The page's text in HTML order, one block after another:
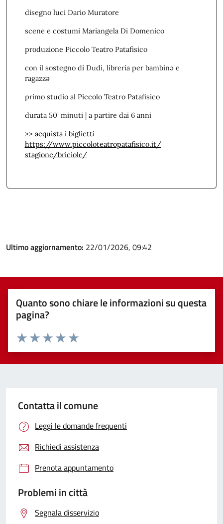
disegno luci Dario Muratore
scene e costumi Mariangela Di Domenico
produzione Piccolo Teatro Patafisico
con il sostegno di Dudi, libreria per bambinə e
ragazzə
primo studio al Piccolo Teatro Patafisico
durata 50' minuti | a partire dai 6 anni
>> acquista i biglietti
https://www.piccoloteatropatafisico.it/
stagione/briciole/
Ultimo aggiornamento: 22/01/2026, 09:42
Quanto sono chiare le informazioni su questa
pagina?
Valuta 5 stelle su 5
Valuta 4 stelle su 5
Valuta 3 stelle su 5
Valuta 2 stelle su 5
Valuta 1 stelle su 5
Contatta il comune
Leggi le domande frequenti
Richiedi assistenza
Prenota appuntamento
Problemi in città
Segnala disservizio